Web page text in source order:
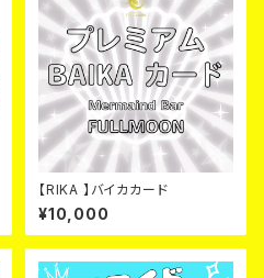
【RIKA 】バイカカード
¥10,000